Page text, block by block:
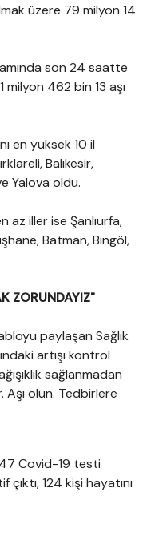
üzere 79 milyon 14
son 24 saatte
462 bin 13 aşı
en yüksek 10 il
Balıkesir,
Yalova oldu.
az iller ise Şanlıurfa,
Batman, Bingöl,
ZORUNDAYIZ"
paylaşan Sağlık
artışı kontrol
sağlanmadan
Aşı olun. Tedbirlere
Covid-19 testi
124 kişi hayatını